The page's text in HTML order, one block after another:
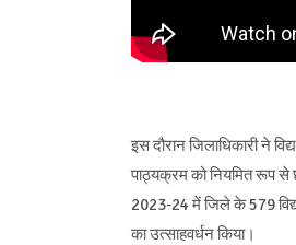
इस दौरान जिलाधिकारी ने
पाठ्यक्रम को नियमित रूप से
2023-24 में जिले के 579
का उत्साहवर्धन किया।